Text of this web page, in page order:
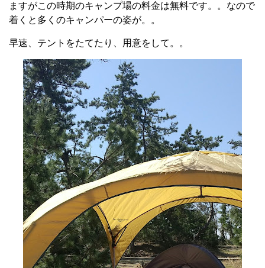
ますがこの時期のキャンプ場の料金は無料です。。なので
着くと多くのキャンパーの姿が。。
早速、テントをたてたり、用意をして。。